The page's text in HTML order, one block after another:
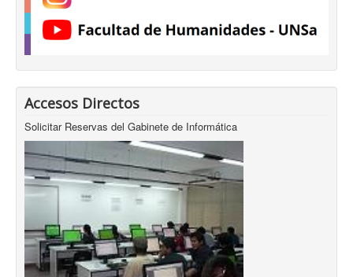
Accesos Directos
Solicitar Reservas del Gabinete de Informática